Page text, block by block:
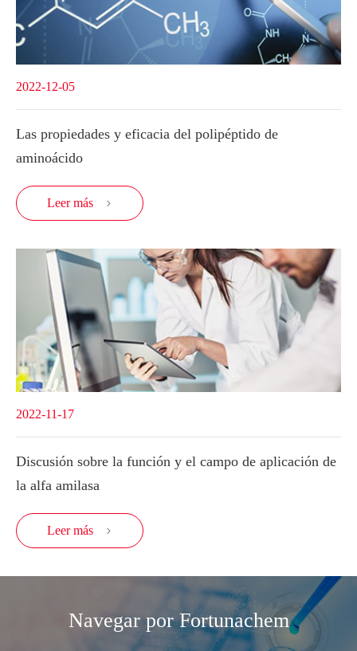
2022-12-05
Las propiedades y eficacia del polipéptido de
aminoácido
Leer más 
2022-11-17
Discusión sobre la función y el campo de aplicación de
la alfa amilasa
Leer más 
Navegar por Fortunachem